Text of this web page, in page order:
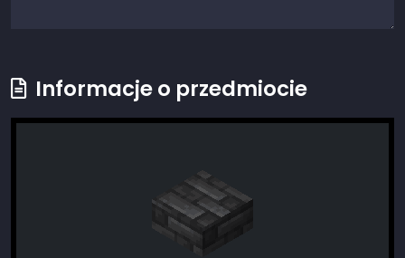
Informacje o przedmiocie